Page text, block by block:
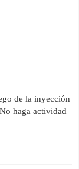
de la inyección
haga actividad